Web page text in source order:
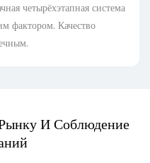
четырёхэтапная система
фактором. Качество
И Соблюдение